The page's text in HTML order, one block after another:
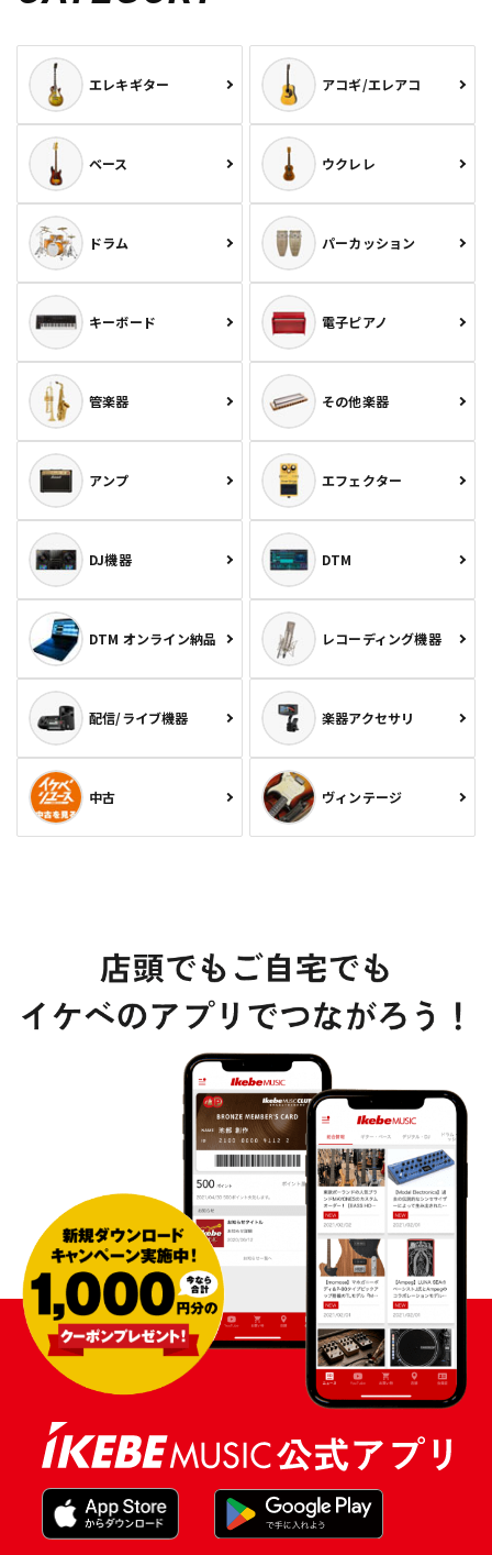
エレキギター アコギ/エレアコ
ベース ウクレレ
ドラム パーカッション
キーボード 電子ピアノ
管楽器 その他楽器
アンプ エフェクター
DJ機器 DTM
DTM オンライン納品 レコーディング機器
配信/ライブ機器 楽器アクセサリ
中古 ヴィンテージ